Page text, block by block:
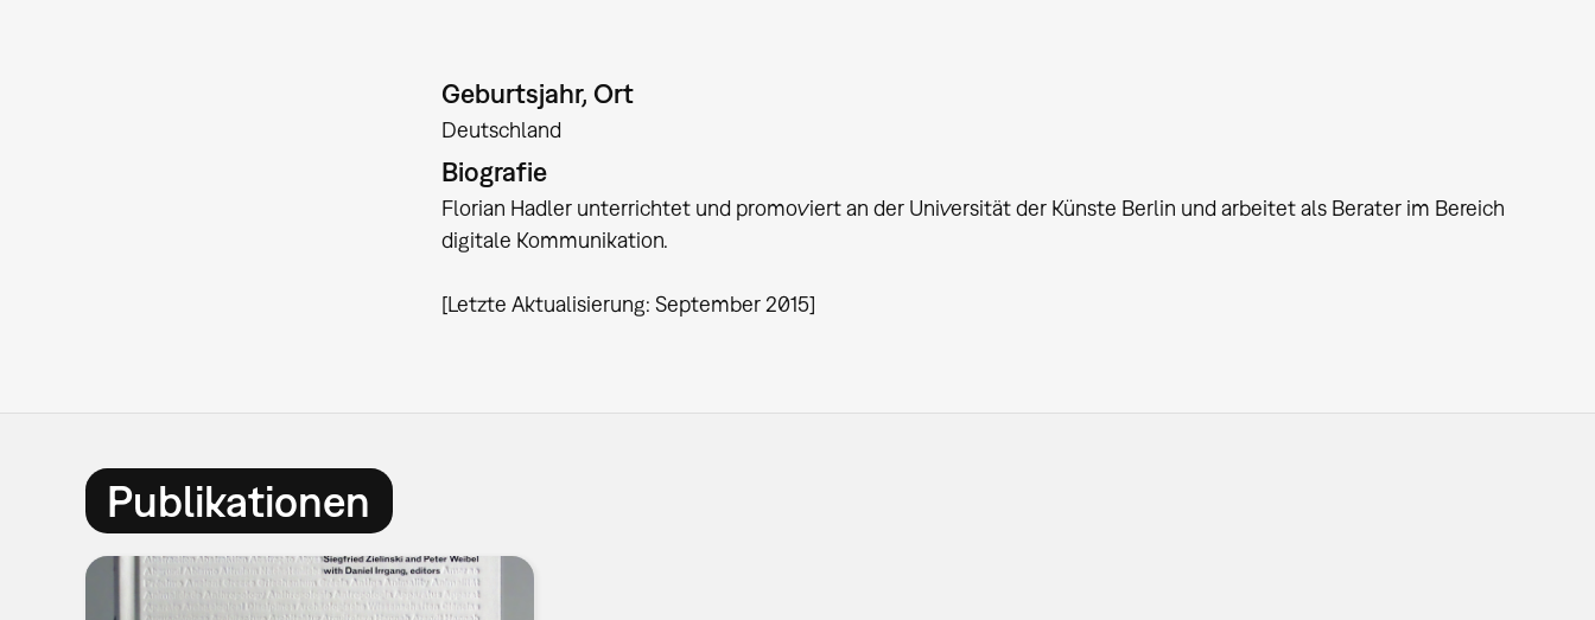
Geburtsjahr, Ort
Deutschland
Biografie
Florian Hadler unterrichtet und promoviert an der Universität der Künste Berlin und arbeitet als Berater im Bereich
digitale Kommunikation.
[Letzte Aktualisierung: September 2015]
Publikationen